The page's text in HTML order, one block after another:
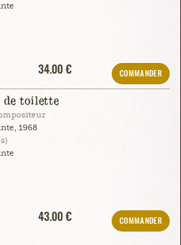
34.00 €
COMMANDER
de toilette
1968
43.00 €
COMMANDER